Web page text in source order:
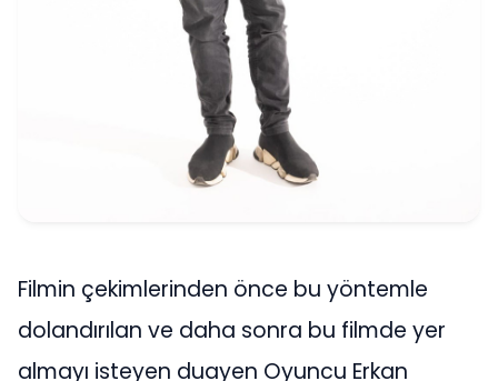
Filmin çekimlerinden önce bu yöntemle
dolandırılan ve daha sonra bu filmde yer
almayı isteyen duayen Oyuncu Erkan